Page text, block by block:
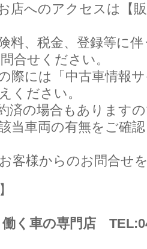
店へのアクセスは【
料、税金、登録等に
合せください。
際には「中古車情報
ください。
済の場合もあります
当車両の有無をご確
客様からのお問合せ
】
働く車の専門店